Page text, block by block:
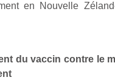
en Nouvelle
du vaccin contre le